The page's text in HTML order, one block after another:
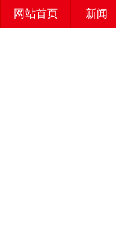
网站首页 新闻